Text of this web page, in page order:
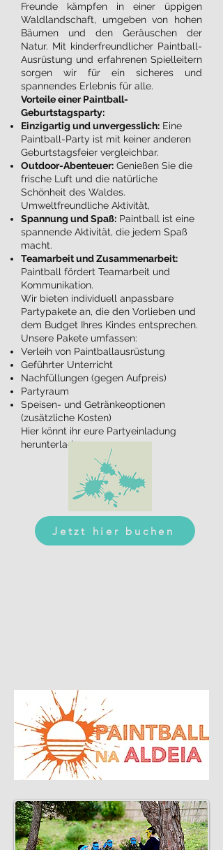
Freunde kämpfen in einer üppigen
Waldlandschaft, umgeben von hohen
Bäumen und den Geräuschen der
Natur. Mit kinderfreundlicher Paintball-
Ausrüstung und erfahrenen Spielleitern
sorgen wir für ein sicheres und
spannendes Erlebnis für alle.
Vorteile einer Paintball-
Geburtstagsparty:
Einzigartig und unvergesslich: Eine
Paintball-Party ist mit keiner anderen
Geburtstagsfeier vergleichbar.
Outdoor-Abenteuer: Genießen Sie die
frische Luft und die natürliche
Schönheit des Waldes.
Umweltfreundliche Aktivität,
Spannung und Spaß: Paintball ist eine
spannende Aktivität, die jedem Spaß
macht.
Teamarbeit und Zusammenarbeit:
Paintball fördert Teamarbeit und
Kommunikation.
Wir bieten individuell anpassbare
Partypakete an, die den Vorlieben und
dem Budget Ihres Kindes entsprechen.
Unsere Pakete umfassen:
Verleih von Paintballausrüstung
Geführter Unterricht
Nachfüllungen (gegen Aufpreis)
Partyraum
Speisen- und Getränkeoptionen
(zusätzliche Kosten)
Hier könnt ihr eure Partyeinladung
herunterladen:
Jetzt hier buchen